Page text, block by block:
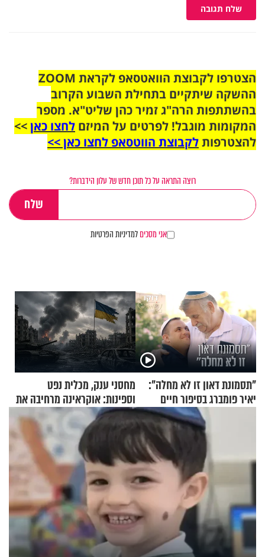
שלח תגובה
הצטרפו לקבוצת הוואטסאפ לקראת ZOOM
ההשקה שיתקיים בתחילת השבוע הקרוב
בהשתתפות הרה"ג זמיר כהן שליט"א. מספר
המקומות מוגבל! לפרטים על המיזם לחצו כאן>>
להצטרפותלקבוצת הווטסאפ לחצו כאן >>
רוצה התראה על כל תוכן חדש של עלון הידברות?
אני מסכיםלמדיניות הפרטיות
"תסמונת דאון זו לא מחלה":
יאיר פומברג בסיפור חיים
מעורר השראה
מחסני ענק, מכלית נפט
וספינות: אוקראינה מרחיבה את
התקיפות בעומק רוסיה